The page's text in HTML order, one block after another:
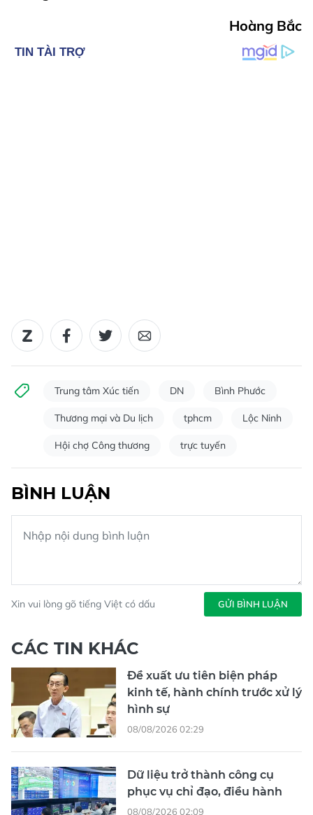
Hoàng Bắc
Trung tâm Xúc tiến DN Bình Phước
Thương mại và Du lịch tphcm Lộc Ninh
Hội chợ Công thương trực tuyến
BÌNH LUẬN
Xin vui lòng gõ tiếng Việt có dấu GỬI BÌNH LUẬN
CÁC TIN KHÁC
Đề xuất ưu tiên biện pháp
kinh tế, hành chính trước xử lý
hình sự
08/08/2026 02:29
Dữ liệu trở thành công cụ
phục vụ chỉ đạo, điều hành
08/08/2026 02:09